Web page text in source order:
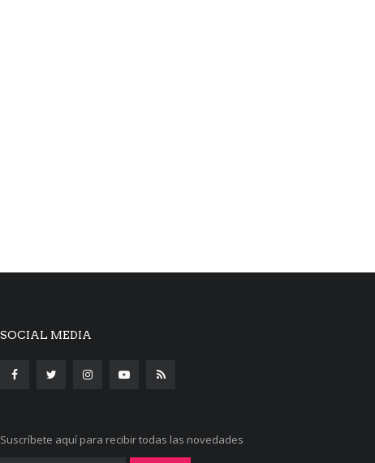
SOCIAL MEDIA
Suscríbete aquí para recibir todas las novedades